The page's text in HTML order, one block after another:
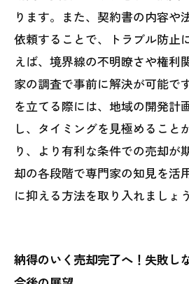
ります。また、契約書の内容や
依頼することで、トラブル防止
えば、境界線の不明瞭さや権利
家の調査で事前に解決が可能で
を立てる際には、地域の開発計
し、タイミングを見極めること
り、より有利な条件での売却が
却の各段階で専門家の知見を活
に抑える方法を取り入れましょう
納得のいく売却完了へ！失敗し